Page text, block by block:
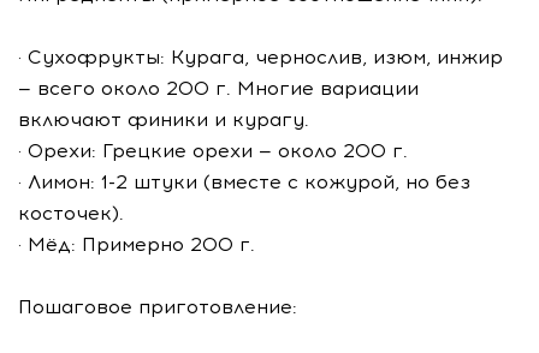
· Сухофрукты: Курага, чернослив, изюм, инжир
— всего около 200 г. Многие вариации
включают финики и курагу.
· Орехи: Грецкие орехи — около 200 г.
· Лимон: 1-2 штуки (вместе с кожурой, но без
косточек).
· Мёд: Примерно 200 г.
Пошаговое приготовление: